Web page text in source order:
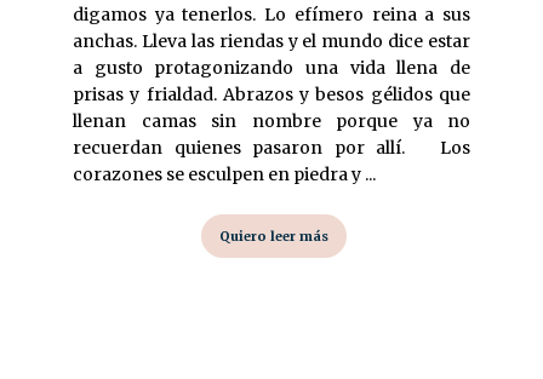
digamos ya tenerlos. Lo efímero reina a sus
anchas. Lleva las riendas y el mundo dice estar
a gusto protagonizando una vida llena de
prisas y frialdad. Abrazos y besos gélidos que
llenan camas sin nombre porque ya no
recuerdan quienes pasaron por allí. Los
corazones se esculpen en piedra y ...
Quiero leer más